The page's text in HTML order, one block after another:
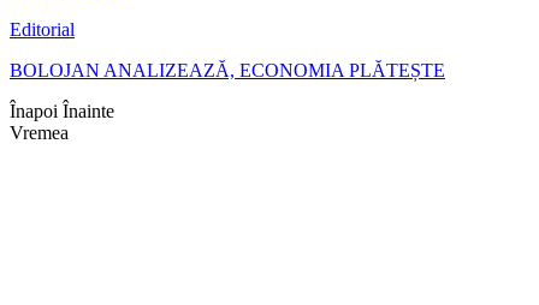
Editorial
BOLOJAN ANALIZEAZĂ, ECONOMIA PLĂTEȘTE
Înapoi Înainte
Vremea